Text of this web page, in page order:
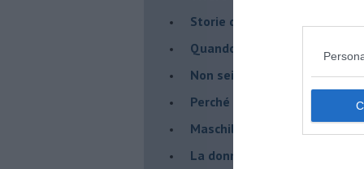
​Storie di rinascita: i Take That
​Quando la rigidità del
​Non sei indietro, stai
​Perché abbiamo bisogno di
​Maschilismo inconsapevole
​La donna può scegliere di